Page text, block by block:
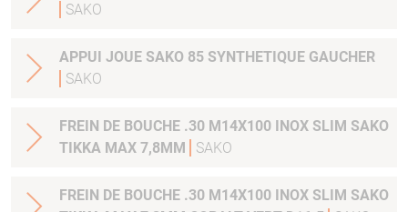
SAKO
APPUI JOUE SAKO 85 SYNTHETIQUE GAUCHER
SAKO
FREIN DE BOUCHE .30 M14X100 INOX SLIM SAKO
TIKKA MAX 7,8MM
SAKO
FREIN DE BOUCHE .30 M14X100 INOX SLIM SAKO